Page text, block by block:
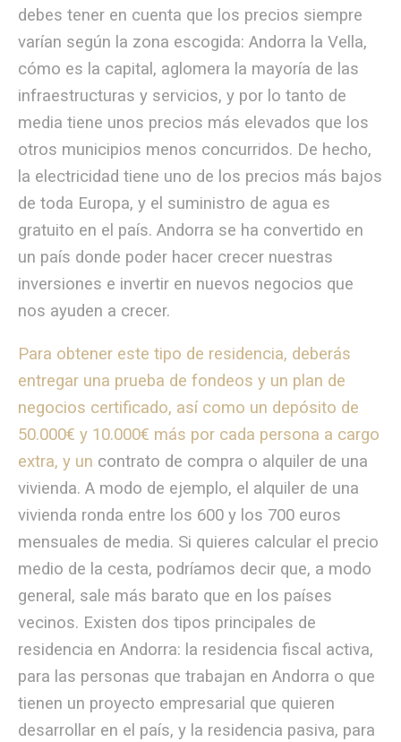
debes tener en cuenta que los precios siempre
varían según la zona escogida: Andorra la Vella,
cómo es la capital, aglomera la mayoría de las
infraestructuras y servicios, y por lo tanto de
media tiene unos precios más elevados que los
otros municipios menos concurridos. De hecho,
la electricidad tiene uno de los precios más bajos
de toda Europa, y el suministro de agua es
gratuito en el país. Andorra se ha convertido en
un país donde poder hacer crecer nuestras
inversiones e invertir en nuevos negocios que
nos ayuden a crecer.
Para obtener este tipo de residencia, deberás
entregar una prueba de fondeos y un plan de
negocios certificado, así como un depósito de
50.000€ y 10.000€ más por cada persona a cargo
extra, y un contrato de compra o alquiler de una
vivienda. A modo de ejemplo, el alquiler de una
vivienda ronda entre los 600 y los 700 euros
mensuales de media. Si quieres calcular el precio
medio de la cesta, podríamos decir que, a modo
general, sale más barato que en los países
vecinos. Existen dos tipos principales de
residencia en Andorra: la residencia fiscal activa,
para las personas que trabajan en Andorra o que
tienen un proyecto empresarial que quieren
desarrollar en el país, y la residencia pasiva, para